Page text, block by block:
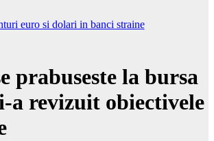
prabuseste la bursa
a revizuit obiectivele